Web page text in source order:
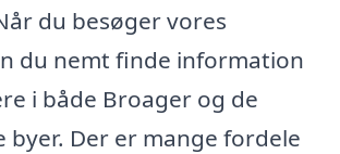
du besøger vores
du nemt finde information
i både Broager og de
Der er mange fordele